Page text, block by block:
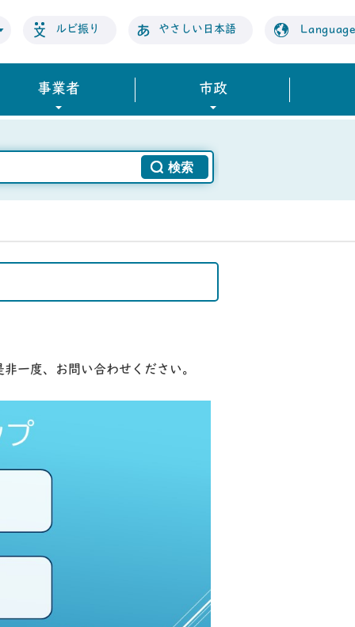
ルビ振り やさしい日本語 Language
事業者 市政
一度、お問い合わせください。